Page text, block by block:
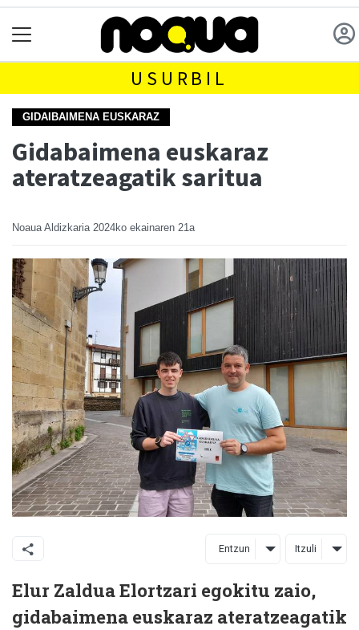
USURBIL
GIDAIBAIMENA EUSKARAZ
Gidabaimena euskaraz
ateratzeagatik saritua
Noaua Aldizkaria 2024ko ekainaren 21a
Entzun Itzuli
Elur Zaldua Elortzari egokitu zaio,
gidabaimena euskaraz ateratzeagatik